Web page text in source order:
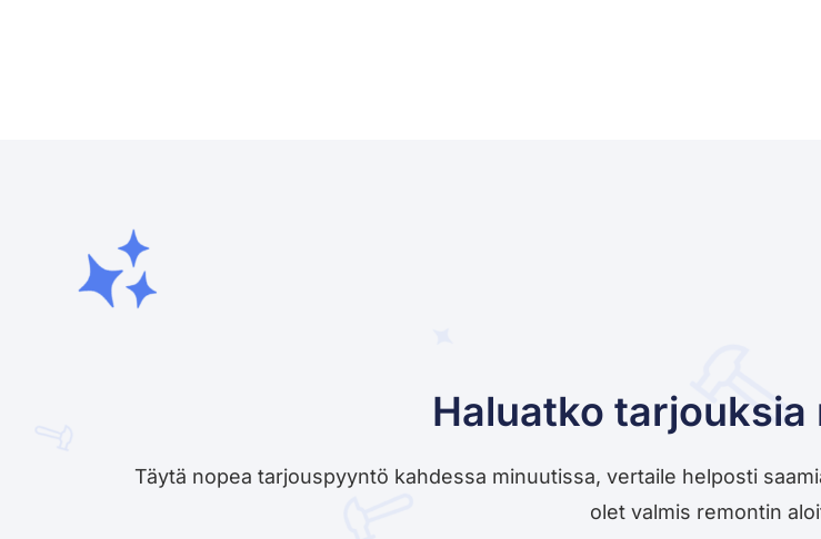
Haluatko tarjouksia
Täytä nopea tarjouspyyntö kahdessa minuutissa, vertaile helposti
olet valmis remontin